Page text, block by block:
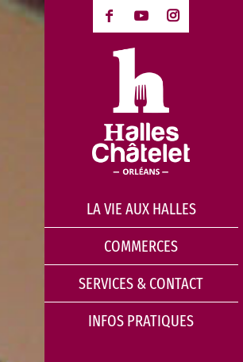
LA VIE AUX HALLES
COMMERCES
SERVICES & CONTACT
INFOS PRATIQUES